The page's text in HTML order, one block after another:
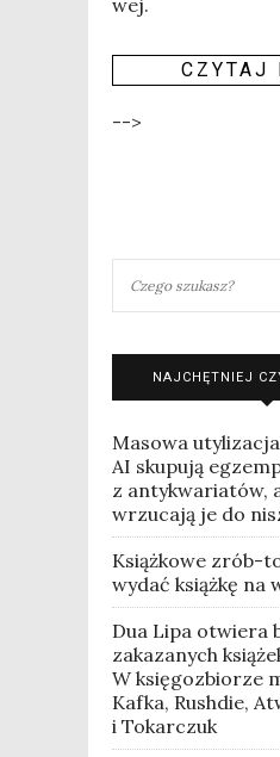
wej.
CZY­TAJ
-->
NAJCHĘTNIEJ
Masowa
AI skupują
z antykwariatów,
wrzucają je do
Książkowe zrób-
wydać książkę na
Dua Lipa otwiera
zakazanych
W księgozbiorze
Kafka, Rushdie,
i Tokarczuk